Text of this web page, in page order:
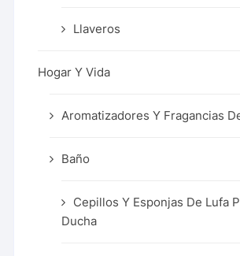
Llaveros
Hogar Y Vida
Aromatizadores Y Fragancias
Baño
Cepillos Y Esponjas De Lufa
Ducha